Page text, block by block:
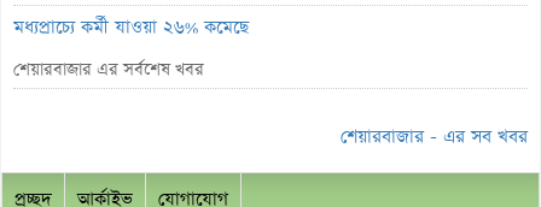
মধ্যপ্রাচ্যে কর্মী যাওয়া ২৬% কমেছে
স্বর্ণ খাতকে আনুষ্ঠানিক শিল্পে আনতে নতুন নীতিমালা
সাপ্তাহিক লুজারের শীর্ষে এস আলম কোল্ড রোল্ড স্টিল
শেয়ারবাজার এর সর্বশেষ খবর
শেয়ারবাজার - এর সব খবর
প্রচ্ছদ আর্কাইভ যোগাযোগ